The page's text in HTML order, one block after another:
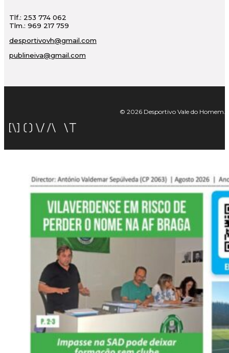
Tlf.: 253 774 062
Tlm.: 969 217 759
desportivovh@gmail.com
publineiva@gmail.com
© 2026 Desportivo Vale do Homem.